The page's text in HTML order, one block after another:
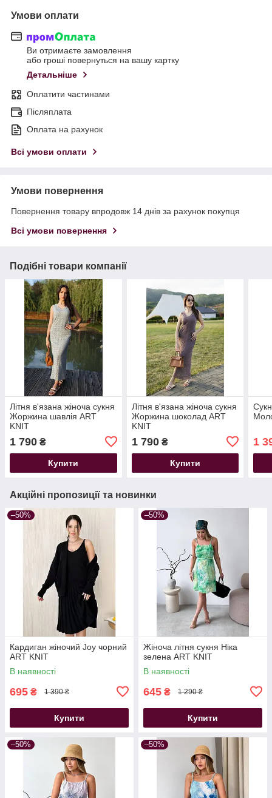
Умови оплати
Ви отримаєте замовлення
або гроші повернуться на вашу картку
Детальніше
Оплатити частинами
Післяплата
Оплата на рахунок
Всі умови оплати
Умови повернення
Повернення товару впродовж 14 днів за рахунок покупця
Всі умови повернення
Подібні товари компанії
Літня в'язана жіноча сукня
Жоржина шавлія ART
KNIT
1 790 ₴
Купити
Літня в'язана жіноча сукня
Жоржина шоколад ART
KNIT
1 790₴
Купити
1
Акційні пропозиції та новинки
–50%
Кардиган жіночий Joy чорний
ART KNIT
В наявності
695 ₴ 1 390 ₴
Купити
–50%
Жіноча літня сукня Ніка
зелена ART KNIT
В наявності
645 ₴ 1 290 ₴
Купити
–50% –50%